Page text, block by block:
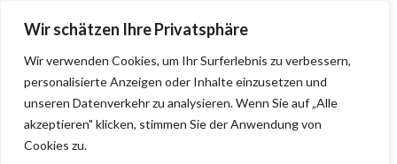
Wir schätzen Ihre Privatsphäre
Wir verwenden Cookies, um Ihr Surferlebnis zu verbessern,
personalisierte Anzeigen oder Inhalte einzusetzen und
unseren Datenverkehr zu analysieren. Wenn Sie auf „Alle
akzeptieren" klicken, stimmen Sie der Anwendung von
Cookies zu.
BAUHERRENHILFE.orgQualitätssiegel!
Sie finden hier nur Qualitätsbetriebe, die mit dem DIAMANT,